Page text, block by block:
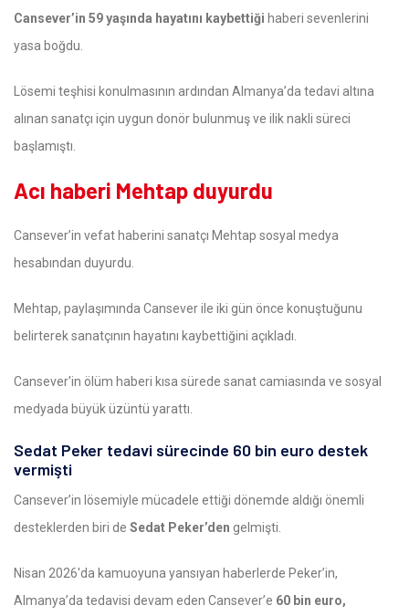
Cansever’in 59 yaşında hayatını kaybettiği haberi sevenlerini
yasa boğdu.
Lösemi teşhisi konulmasının ardından Almanya’da tedavi altına
alınan sanatçı için uygun donör bulunmuş ve ilik nakli süreci
başlamıştı.
Acı haberi Mehtap duyurdu
Cansever’in vefat haberini sanatçı Mehtap sosyal medya
hesabından duyurdu.
Mehtap, paylaşımında Cansever ile iki gün önce konuştuğunu
belirterek sanatçının hayatını kaybettiğini açıkladı.
Cansever'in ölüm haberi kısa sürede sanat camiasında ve sosyal
medyada büyük üzüntü yarattı.
Sedat Peker tedavi sürecinde 60 bin euro destek
vermişti
Cansever’in lösemiyle mücadele ettiği dönemde aldığı önemli
desteklerden biri de Sedat Peker’den gelmişti.
Nisan 2026'da kamuoyuna yansıyan haberlerde Peker’in,
Almanya’da tedavisi devam eden Cansever’e 60 bin euro,